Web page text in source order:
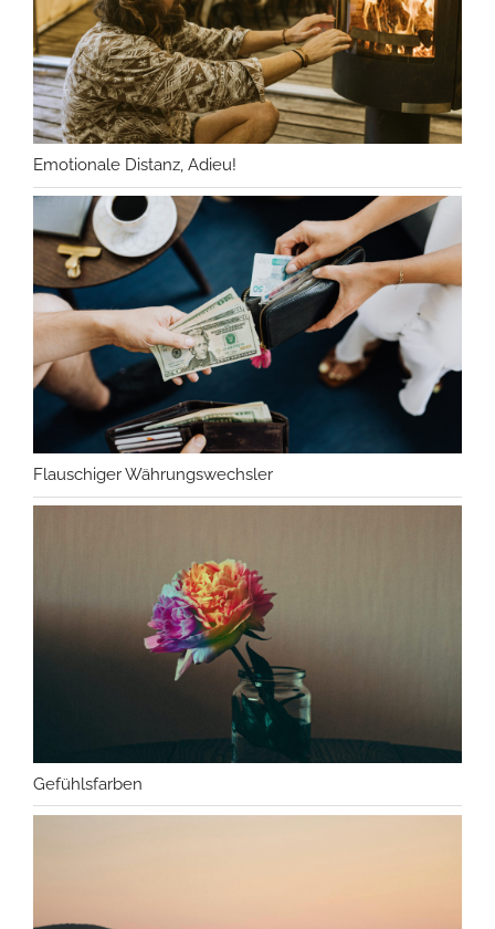
Emotionale Distanz, Adieu!
Flauschiger Währungswechsler
Gefühlsfarben